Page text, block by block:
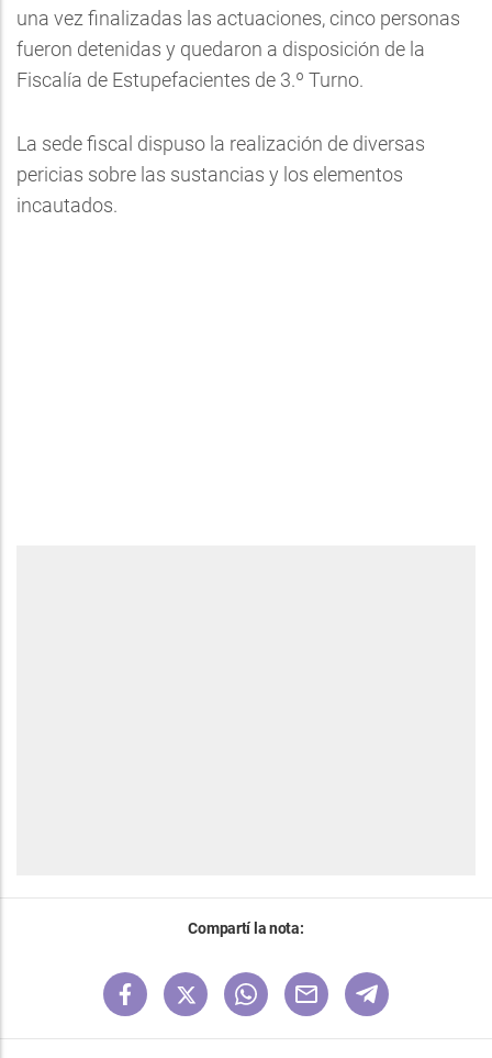
una vez finalizadas las actuaciones, cinco personas
fueron detenidas y quedaron a disposición de la
Fiscalía de Estupefacientes de 3.º Turno.
La sede fiscal dispuso la realización de diversas
pericias sobre las sustancias y los elementos
incautados.
Compartí la nota: